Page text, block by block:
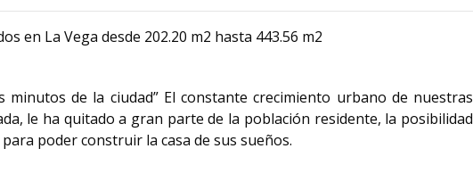
en La Vega desde 202.20 m2 hasta 443.56 m2
de la ciudad” El constante crecimiento urbano de nuestras
le ha quitado a gran parte de la población residente, la posibilidad
poder construir la casa de sus sueños.